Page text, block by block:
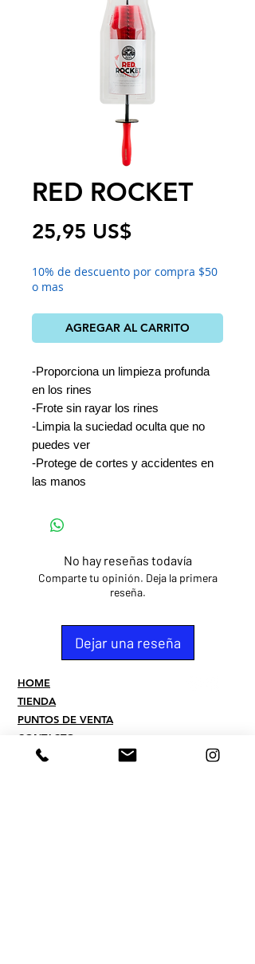
RED ROCKET
25,95 US$Precio
10% de descuento por compra $50
o mas
AGREGAR AL CARRITO
-Proporciona un limpieza profunda
en los rines
-Frote sin rayar los rines
-Limpia la suciedad oculta que no
puedes ver
-Protege de cortes y accidentes en
las manos
No hay reseñas todavía
Comparte tu opinión. Deja la primera
reseña.
Dejar una reseña
HOME
TIENDA
PUNTOS DE VENTA
CONTACTO
QUIEN SOMOS